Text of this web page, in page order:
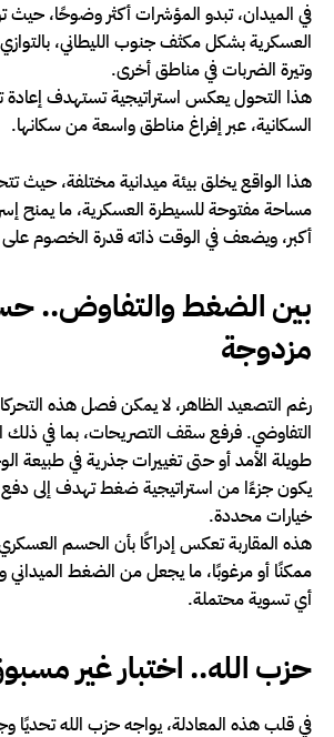
في الميدان، تبدو المؤشرات أكثر وضوحًا، حيث
العسكرية بشكل مكثف جنوب الليطاني،
وتيرة الضربات في مناطق أخرى.
هذا التحول يعكس استراتيجية تستهدف إعادة
السكانية، عبر إفراغ مناطق واسعة من سكانها.
هذا الواقع يخلق بيئة ميدانية مختلفة، حيث
مساحة مفتوحة للسيطرة العسكرية، ما يمنح
أكبر، ويضعف في الوقت ذاته قدرة الخصوم على
بين الضغط والتفاوض..
مزدوجة
رغم التصعيد الظاهر، لا يمكن فصل هذه
التفاوضي. فرفع سقف التصريحات، بما في ذلك
طويلة الأمد أو حتى تغييرات جذرية في طبيعة
يكون جزءًا من استراتيجية ضغط تهدف إلى دفع
خيارات محددة.
هذه المقاربة تعكس إدراكًا بأن الحسم
ممكنًا أو مرغوبًا، ما يجعل من الضغط
أي تسوية محتملة.
حزب الله.. اختبار غير
في قلب هذه المعادلة، يواجه حزب الله تحديًا